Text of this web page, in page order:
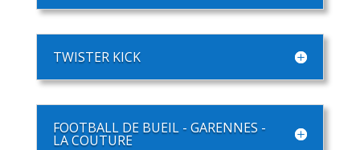
TWISTER KICK
FOOTBALL DE BUEIL - GARENNES -
LA COUTURE